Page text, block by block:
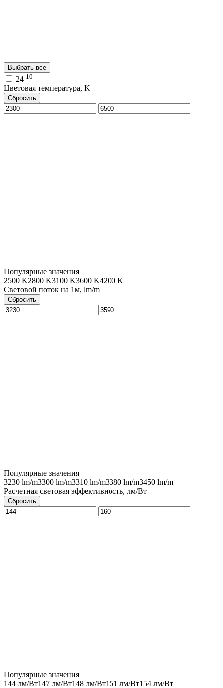
Выбрать все
24 10
Цветовая температура, K
Сбросить
Популярные значения
2500 K2800 K3100 K3600 K4200 K
Световой поток на 1м, lm/m
Сбросить
Популярные значения
3230 lm/m3300 lm/m3310 lm/m3380 lm/m3450 lm/m
Расчетная световая эффективность, лм/Вт
Сбросить
Популярные значения
144 лм/Вт147 лм/Вт148 лм/Вт151 лм/Вт154 лм/Вт